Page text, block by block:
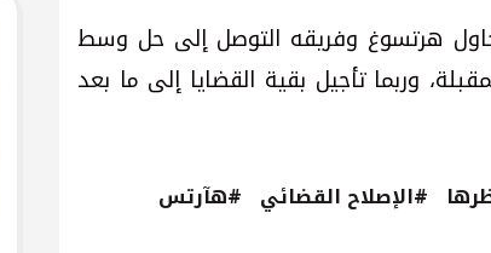
هرتسوغ وفريقه التوصل إلى حل وسط
وربما تأجيل بقية القضايا إلى ما بعد
#الإصلاح القضائي #هآرتس